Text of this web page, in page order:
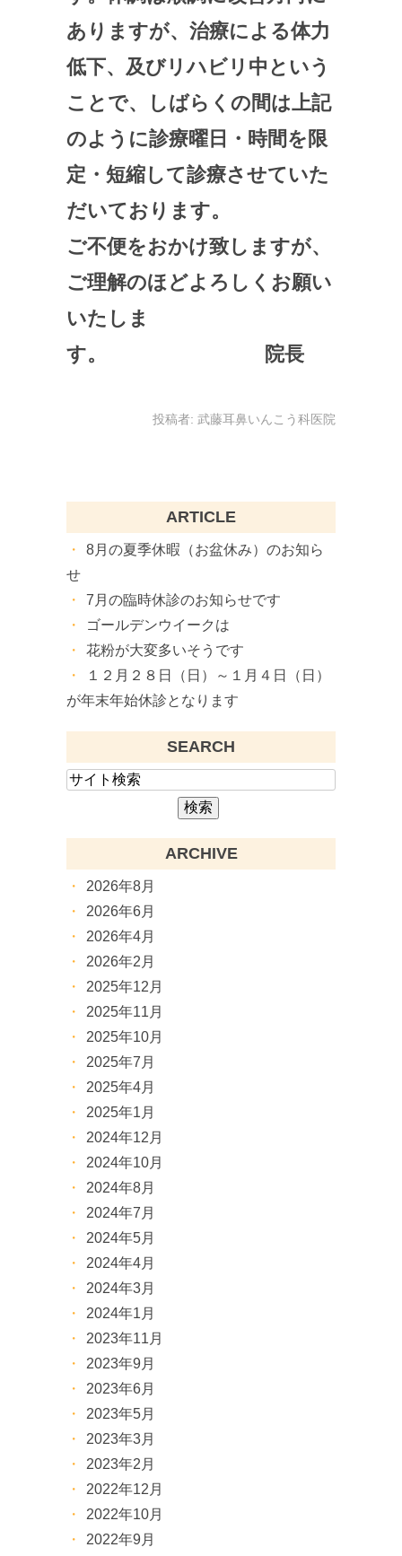
ありますが、治療による体力
低下、及びリハビリ中という
ことで、しばらくの間は上記
のように診療曜日・時間を限
定・短縮して診療させていた
だいております。
ご不便をおかけ致しますが、
ご理解のほどよろしくお願い
いたしま
す。 院長
投稿者: 武藤耳鼻いんこう科医院
ARTICLE
8月の夏季休暇（お盆休み）のお知ら
せ
7月の臨時休診のお知らせです
ゴールデンウイークは
花粉が大変多いそうです
１２月２８日（日）～１月４日（日）
が年末年始休診となります
SEARCH
ARCHIVE
2026年8月
2026年6月
2026年4月
2026年2月
2025年12月
2025年11月
2025年10月
2025年7月
2025年4月
2025年1月
2024年12月
2024年10月
2024年8月
2024年7月
2024年5月
2024年4月
2024年3月
2024年1月
2023年11月
2023年9月
2023年6月
2023年5月
2023年3月
2023年2月
2022年12月
2022年10月
2022年9月